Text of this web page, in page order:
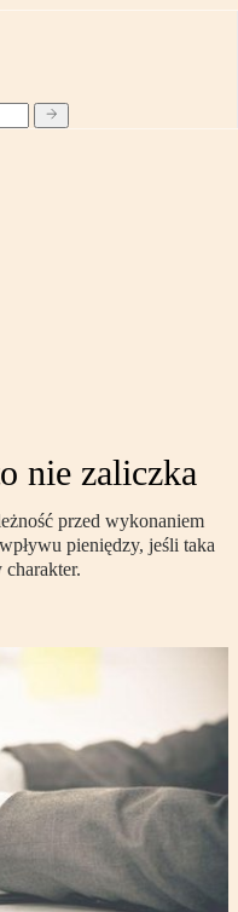
nie zaliczka
przed wykonaniem
pieniędzy, jeśli taka